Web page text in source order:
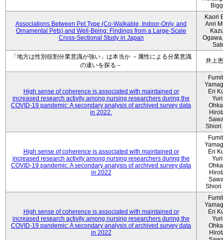
Associations Between Pet Type (Co-Walkable, Indoor-Only, and
Ornamental Pets) and Well-Being: Findings from a Large-Scale
Cross-Sectional Study in Japan
Kaori
Anri
「地方は性別役割分業意識が強い」は本当か －属性による分業意識
の違いを探る－
井上
High sense of coherence is associated with maintained or
increased research activity among nursing researchers during the
COVID-19 pandemic: A secondary analysis of archived survey data
in 2022.
Eri
Shiori
High sense of coherence is associated with maintained or
increased research activity among nursing researchers during the
COVID-19 pandemic: A secondary analysis of archived survey data
in 2022
Eri
Shiori
High sense of coherence is associated with maintained or
increased research activity among nursing researchers during the
COVID-19 pandemic: A secondary analysis of archived survey data
in 2022
Eri